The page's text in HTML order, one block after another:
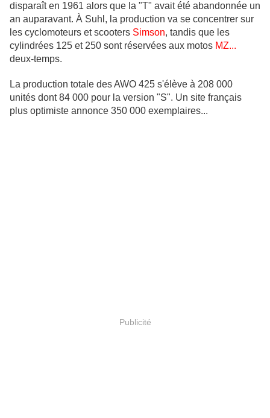
disparaît en 1961 alors que la "T" avait été abandonnée un
an auparavant. À Suhl, la production va se concentrer sur
les cyclomoteurs et scooters Simson, tandis que les
cylindrées 125 et 250 sont réservées aux motos MZ...
deux-temps.
La production totale des AWO 425 s'élève à 208 000
unités dont 84 000 pour la version "S". Un site français
plus optimiste annonce 350 000 exemplaires...
Publicité